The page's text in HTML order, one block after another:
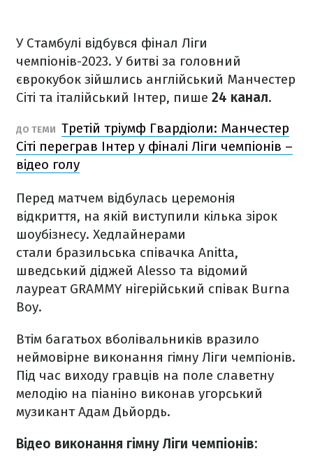
У Стамбулі відбувся фінал Ліги
чемпіонів-2023. У битві за головний
єврокубок зійшлись англійський Манчестер
Сіті та італійський Інтер, пише 24 канал.
ДО ТЕМИ Третій тріумф Гвардіоли: Манчестер
Сіті переграв Інтер у фіналі Ліги чемпіонів –
відео голу
Перед матчем відбулась церемонія
відкриття, на якій виступили кілька зірок
шоубізнесу. Хедлайнерами
стали бразильська співачка Anitta,
шведський діджей Alesso та відомий
лауреат GRAMMY нігерійський співак Burna
Boy.
Втім багатьох вболівальників вразило
неймовірне виконання гімну Ліги чемпіонів.
Під час виходу гравців на поле славетну
мелодію на піаніно виконав угорський
музикант Адам Дьйордь.
Відео виконання гімну Ліги чемпіонів: